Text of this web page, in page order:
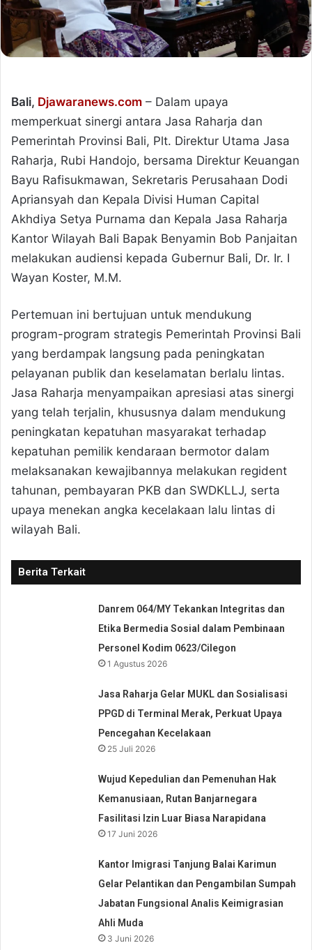
Bali, Djawaranews.com – Dalam upaya
memperkuat sinergi antara Jasa Raharja dan
Pemerintah Provinsi Bali, Plt. Direktur Utama Jasa
Raharja, Rubi Handojo, bersama Direktur Keuangan
Bayu Rafisukmawan, Sekretaris Perusahaan Dodi
Apriansyah dan Kepala Divisi Human Capital
Akhdiya Setya Purnama dan Kepala Jasa Raharja
Kantor Wilayah Bali Bapak Benyamin Bob Panjaitan
melakukan audiensi kepada Gubernur Bali, Dr. Ir. I
Wayan Koster, M.M.
Pertemuan ini bertujuan untuk mendukung
program-program strategis Pemerintah Provinsi Bali
yang berdampak langsung pada peningkatan
pelayanan publik dan keselamatan berlalu lintas.
Jasa Raharja menyampaikan apresiasi atas sinergi
yang telah terjalin, khususnya dalam mendukung
peningkatan kepatuhan masyarakat terhadap
kepatuhan pemilik kendaraan bermotor dalam
melaksanakan kewajibannya melakukan regident
tahunan, pembayaran PKB dan SWDKLLJ, serta
upaya menekan angka kecelakaan lalu lintas di
wilayah Bali.
Berita Terkait
Danrem 064/MY Tekankan Integritas dan
Etika Bermedia Sosial dalam Pembinaan
Personel Kodim 0623/Cilegon
1 Agustus 2026
Jasa Raharja Gelar MUKL dan Sosialisasi
PPGD di Terminal Merak, Perkuat Upaya
Pencegahan Kecelakaan
25 Juli 2026
Wujud Kepedulian dan Pemenuhan Hak
Kemanusiaan, Rutan Banjarnegara
Fasilitasi Izin Luar Biasa Narapidana
17 Juni 2026
Kantor Imigrasi Tanjung Balai Karimun
Gelar Pelantikan dan Pengambilan Sumpah
Jabatan Fungsional Analis Keimigrasian
Ahli Muda
3 Juni 2026